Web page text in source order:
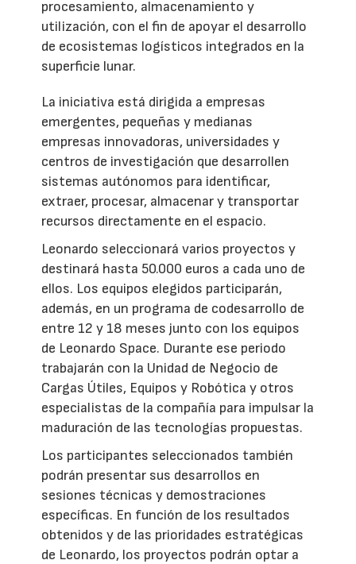
procesamiento, almacenamiento y
utilización, con el fin de apoyar el desarrollo
de ecosistemas logísticos integrados en la
superficie lunar.
La iniciativa está dirigida a empresas
emergentes, pequeñas y medianas
empresas innovadoras, universidades y
centros de investigación que desarrollen
sistemas autónomos para identificar,
extraer, procesar, almacenar y transportar
recursos directamente en el espacio.
Leonardo seleccionará varios proyectos y
destinará hasta 50.000 euros a cada uno de
ellos. Los equipos elegidos participarán,
además, en un programa de codesarrollo de
entre 12 y 18 meses junto con los equipos
de Leonardo Space. Durante ese periodo
trabajarán con la Unidad de Negocio de
Cargas Útiles, Equipos y Robótica y otros
especialistas de la compañía para impulsar la
maduración de las tecnologías propuestas.
Los participantes seleccionados también
podrán presentar sus desarrollos en
sesiones técnicas y demostraciones
específicas. En función de los resultados
obtenidos y de las prioridades estratégicas
de Leonardo, los proyectos podrán optar a